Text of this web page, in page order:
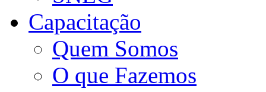
Capacitação
Quem Somos
O que Fazemos